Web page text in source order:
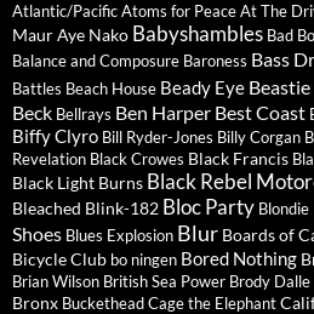
Atlantic/PacificAtoms for PeaceAt The
MaurAye Nako Babyshambles Bad
Balance and Composure Baroness Bass
Battles Beach House Beady Eye
Beck Bellrays Ben Harper Best Coast
Biffy Clyro Bill Ryder-Jones Billy Corgan
Revelation Black Crowes Black Francis
Black Light Burns Black Rebel
Bleached Blink-182 Bloc Party Blondie
Shoes Blues Explosion Blur Boards of
Bicycle Club bo ningen Bored Nothing
Brian Wilson British Sea Power Brody Dalle
Bronx BucketheadCage the Elephant